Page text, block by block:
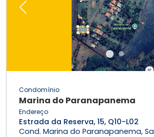
Previous
Condomínio
Marina do Paranapanema
Endereço
Estrada da Reserva, 15, Q10-L02
Cond. Marina do Paranapanema,